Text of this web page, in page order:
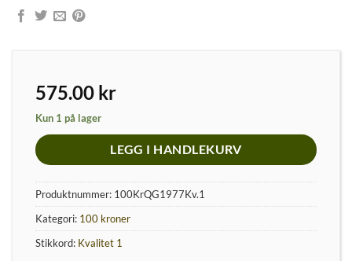
575.00 kr
Kun 1 på lager
LEGG I HANDLEKURV
Produktnummer: 100KrQG1977Kv.1
Kategori: 100 kroner
Stikkord: Kvalitet 1